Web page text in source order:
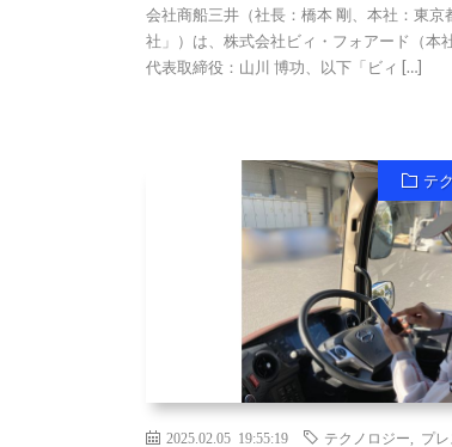
会社商船三井（社長：橋本 剛、本社：東京
社」）は、株式会社ビィ・フォアード（本
代表取締役：山川 博功、以下「ビィ […]
テ
2025.02.05 19:55:19 テクノロジー プ